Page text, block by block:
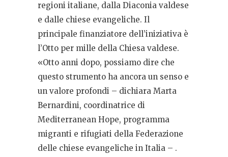
regioni italiane, dalla Diaconia valdese
e dalle chiese evangeliche. Il
principale finanziatore dell’iniziativa è
l’Otto per mille della Chiesa valdese.
«Otto anni dopo, possiamo dire che
questo strumento ha ancora un senso e
un valore profondi – dichiara Marta
Bernardini, coordinatrice di
Mediterranean Hope, programma
migranti e rifugiati della Federazione
delle chiese evangeliche in Italia – .